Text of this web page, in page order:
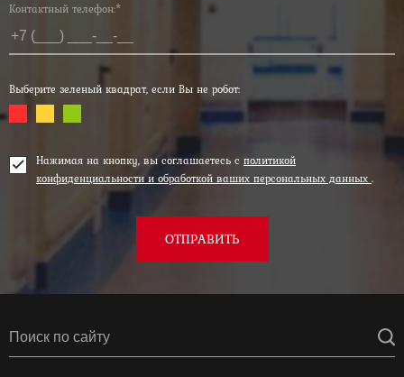
Контактный телефон:*
Выберите зеленый квадрат, если Вы не робот:
Нажимая на кнопку, вы соглашаетесь с политикой
конфиденциальности и обработкой ваших персональных данных .
ОТПРАВИТЬ